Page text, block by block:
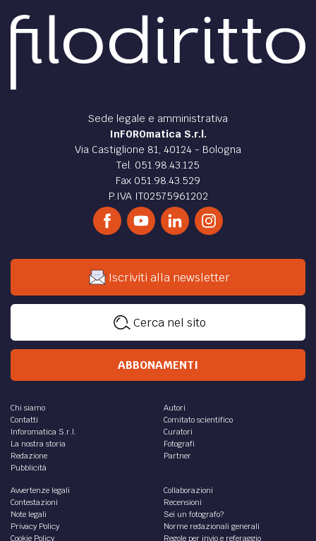
Sede legale e amministrativa
InFOROmatica S.r.l.
Via Castiglione 81, 40124 - Bologna
Tel. 051.98.43.125
Fax 051.98.43.529
P.IVA IT02575961202
Iscriviti alla newsletter
Cerca nel sito
ABBONAMENTI
Chi siamo
Contatti
Inforomatica S.r.l.
La nostra storia
Redazione
Pubblicità
Autori
Comitato scientifico
Curatori
Fotografi
Partner
Avvertenze legali
Contestazioni
Note legali
Privacy Policy
Cookie Policy
Collaborazioni
Recensioni
Sei un fotografo?
Norme redazionali generali
Regole per invio e referaggio